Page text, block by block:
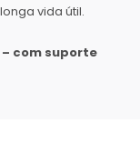
vida útil.
– com suporte